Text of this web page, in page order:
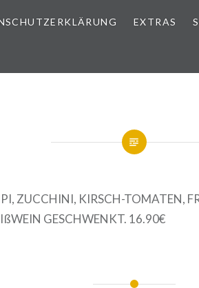
EXTRAS
ZUCCHINI, KIRSCH-TOMATEN,
GESCHWENKT. 16.90€